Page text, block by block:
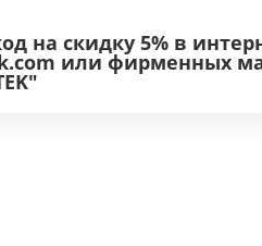
на скидку 5% в
или фирменных